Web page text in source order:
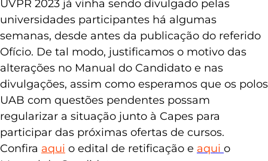
Destacamos que o Vestibular Unificado EaD
UVPR 2023 já vinha sendo divulgado pelas
universidades participantes há algumas
semanas, desde antes da publicação do referido
Ofício. De tal modo, justificamos o motivo das
alterações no Manual do Candidato e nas
divulgações, assim como esperamos que os polos
UAB com questões pendentes possam
regularizar a situação junto à Capes para
participar das próximas ofertas de cursos.